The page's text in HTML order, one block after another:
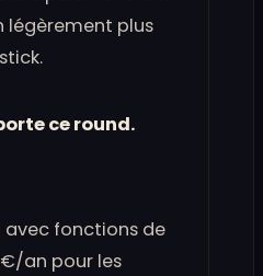
légèrement plus
ce round.
avec fonctions de
an pour les